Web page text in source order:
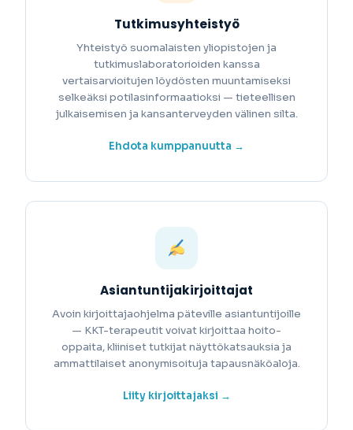
Tutkimusyhteistyö
Yhteistyö suomalaisten yliopistojen ja
tutkimuslaboratorioiden kanssa
vertaisarvioitujen löydösten muuntamiseksi
selkeäksi potilasinformaatioksi — tieteellisen
julkaisemisen ja kansanterveyden välinen silta.
Ehdota kumppanuutta →
Asiantuntijakirjoittajat
Avoin kirjoittajaohjelma päteville asiantuntijoille
— KKT-terapeutit voivat kirjoittaa hoito-
oppaita, kliiniset tutkijat näyttökatsauksia ja
ammattilaiset anonymisoituja tapausnäköaloja.
Liity kirjoittajaksi →